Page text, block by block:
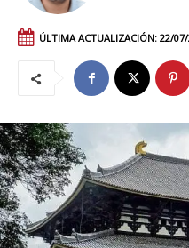
ÚLTIMA ACTUALIZACIÓN: 22/